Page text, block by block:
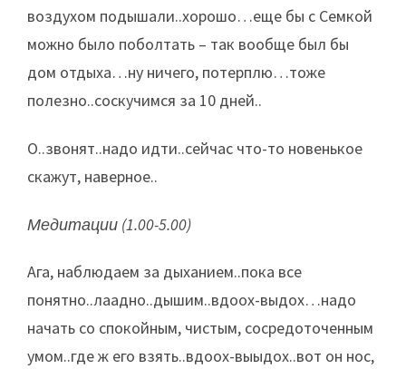
воздухом подышали..хорошо…еще бы с Семкой
можно было поболтать – так вообще был бы
дом отдыха…ну ничего, потерплю…тоже
полезно..соскучимся за 10 дней..
О..звонят..надо идти..сейчас что-то новенькое
скажут, наверное..
Медитации (1.00-5.00)
Ага, наблюдаем за дыханием..пока все
понятно..лаадно..дышим..вдоох-выдох…надо
начать со спокойным, чистым, сосредоточенным
умом..где ж его взять..вдоох-выыдох..вот он нос,